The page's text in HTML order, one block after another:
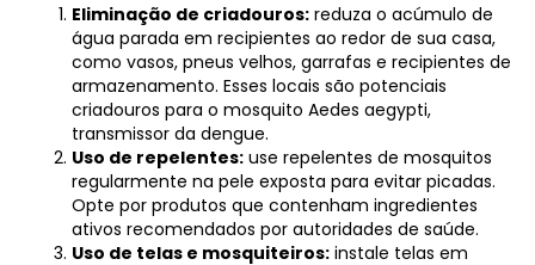
Eliminação de criadouros: reduza o acúmulo de
água parada em recipientes ao redor de sua casa,
como vasos, pneus velhos, garrafas e recipientes de
armazenamento. Esses locais são potenciais
criadouros para o mosquito Aedes aegypti,
transmissor da dengue.
Uso de repelentes: use repelentes de mosquitos
regularmente na pele exposta para evitar picadas.
Opte por produtos que contenham ingredientes
ativos recomendados por autoridades de saúde.
Uso de telas e mosquiteiros: instale telas em